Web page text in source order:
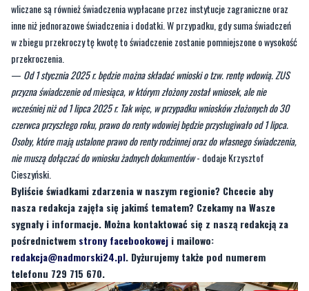
wliczane są również świadczenia wypłacane przez instytucje zagraniczne oraz
inne niż jednorazowe świadczenia i dodatki. W przypadku, gdy suma świadczeń
w zbiegu przekroczy tę kwotę to świadczenie zostanie pomniejszone o wysokość
przekroczenia.
— Od 1 stycznia 2025 r. będzie można składać wnioski o tzw. rentę wdowią. ZUS
przyzna świadczenie od miesiąca, w którym złożony został wniosek, ale nie
wcześniej niż od 1 lipca 2025 r. Tak więc, w przypadku wniosków złożonych do 30
czerwca przyszłego roku, prawo do renty wdowiej będzie przysługiwało od 1 lipca.
Osoby, które mają ustalone prawo do renty rodzinnej oraz do własnego świadczenia,
nie muszą dołączać do wniosku żadnych dokumentów- dodaje Krzysztof
Cieszyński.
Byliście świadkami zdarzenia w naszym regionie? Chcecie aby
nasza redakcja zajęła się jakimś tematem? Czekamy na Wasze
sygnały i informacje. Można kontaktować się z naszą redakcją za
pośrednictwem strony facebookowej i mailowo:
redakcja@nadmorski24.pl. Dyżurujemy także pod numerem
telefonu 729 715 670.